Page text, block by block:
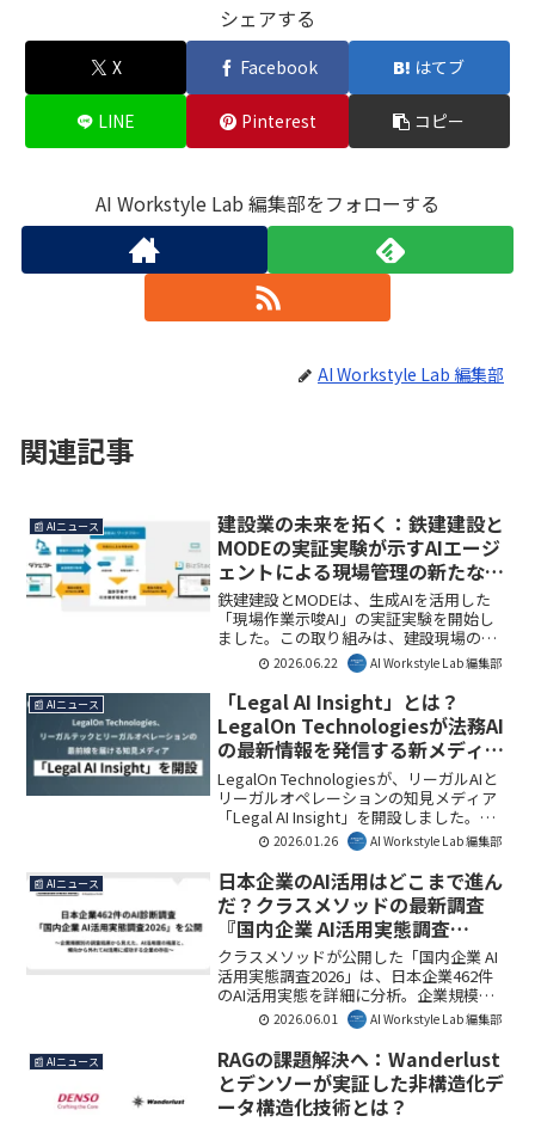
シェアする
X Facebook はてブ
LINE Pinterest コピー
AI Workstyle Lab 編集部をフォローする
AI Workstyle Lab 編集部
関連記事
📰 AIニュース
建設業の未来を拓く：鉄建建設と
MODEの実証実験が示すAIエージ
ェントによる現場管理の新たな可
能性
鉄建建設とMODEは、生成AIを活用した
「現場作業示唆AI」の実証実験を開始し
ました。この取り組みは、建設現場の膨
大なデータをAIが自律的に分析し、施工
進捗管理の高度化と現場判断支援の効率
化に大きく貢献します。AI Workstyle Lab
編集部としては、建設DXを加速させる画
期的な一歩と捉えています。
2026.06.22 AI Workstyle Lab 編集部
📰 AIニュース
「Legal AI Insight」とは？
LegalOn Technologiesが法務AI
の最新情報を発信する新メディア
を徹底解説
LegalOn Technologiesが、リーガルAIと
リーガルオペレーションの知見メディア
「Legal AI Insight」を開設しました。こ
れにより、日本の法務現場におけるAI導
入が促進され、業務効率化や意思決定強
化に貢献することが期待されます。AI
Workstyle Lab編集部としては、法務DX
を加速する重要な一歩と見ています。
2026.01.26 AI Workstyle Lab 編集部
📰 AIニュース
日本企業のAI活用はどこまで進ん
だ？クラスメソッドの最新調査
『国内企業 AI活用実態調査
2026』から見る実態と成功の鍵
クラスメソッドが公開した「国内企業 AI
活用実態調査2026」は、日本企業462件
のAI活用実態を詳細に分析。企業規模に
よる格差や、経営判断がAI活用成功の鍵
を握る実態が明らかになりました。本調
査は、企業のAI戦略立案に不可欠な情報
を提供しています。
2026.06.01 AI Workstyle Lab 編集部
📰 AIニュース
RAGの課題解決へ：Wanderlust
とデンソーが実証した非構造化デ
ータ構造化技術とは？